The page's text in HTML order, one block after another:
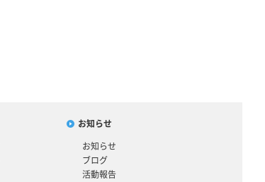
お知らせ
お知らせ
ブログ
活動報告